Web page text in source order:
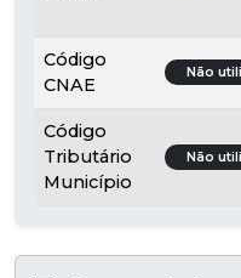
Código
CNAE
Não
Código
Tributário
Município
Não